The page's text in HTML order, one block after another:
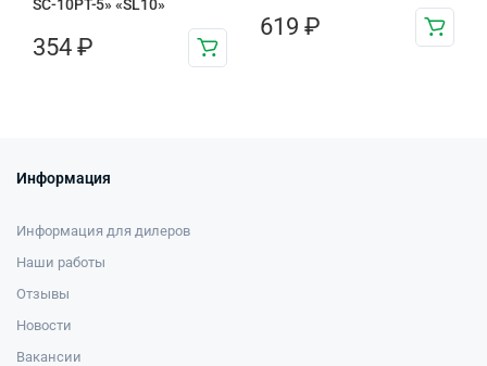
SC-10PT-5» «SL10»
354 ₽
619 ₽
Информация
Информация для дилеров
Наши работы
Отзывы
Новости
Вакансии